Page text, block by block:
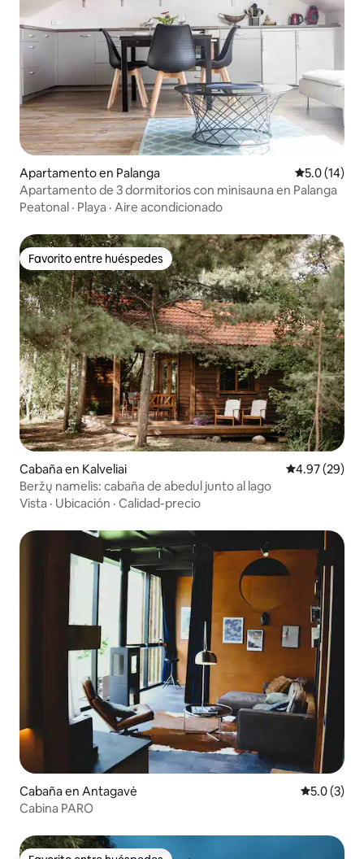
Apartamento en Palanga Calificación
5.0 (14)
Apartamento de 3 dormitorios con minisauna en Palanga
Peatonal · Playa · Aire acondicionado
Favorito entre huéspedes
Favorito entre huéspedes
Cabaña en Kalveliai Calificación
4.97 (29)
Beržų namelis: cabaña de abedul junto al lago
Vista · Ubicación · Calidad-precio
Cabaña en Antagavė
5.0 (3)
Cabina PARO